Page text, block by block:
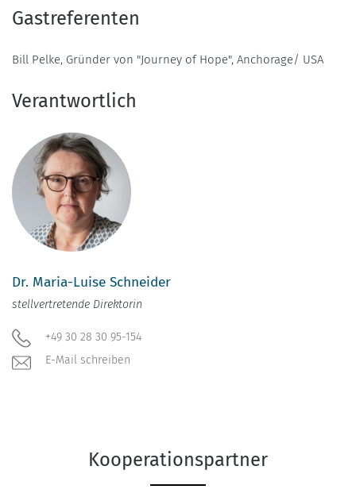
Gastreferenten
Bill Pelke, Gründer von "Journey of Hope", Anchorage/ USA
Verantwortlich
Dr. Maria-Luise Schneider
stellvertretende Direktorin
+49 30 28 30 95-154
E-Mail schreiben
Kooperationspartner